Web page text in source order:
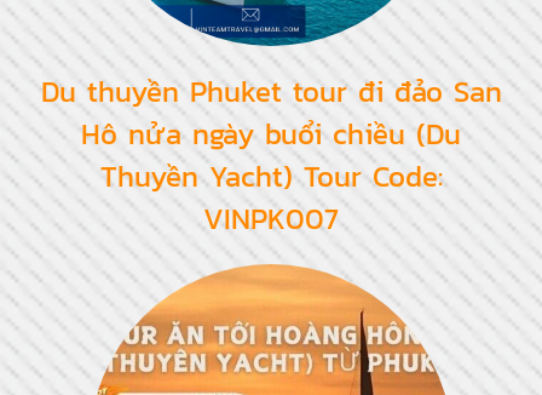
Du thuyền Phuket tour đi đảo San
Hô nửa ngày buổi chiều (Du
Thuyền Yacht) Tour Code:
VINPK007